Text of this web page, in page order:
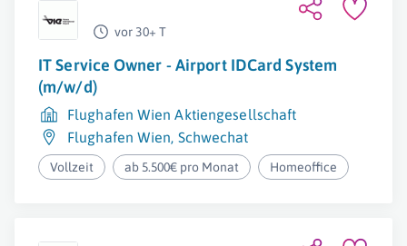
vor 30+ T
IT Service Owner - Airport IDCard System
(m/w/d)
Flughafen Wien Aktiengesellschaft
Flughafen Wien, Schwechat
Vollzeit ab 5.500€ pro Monat Homeoffice